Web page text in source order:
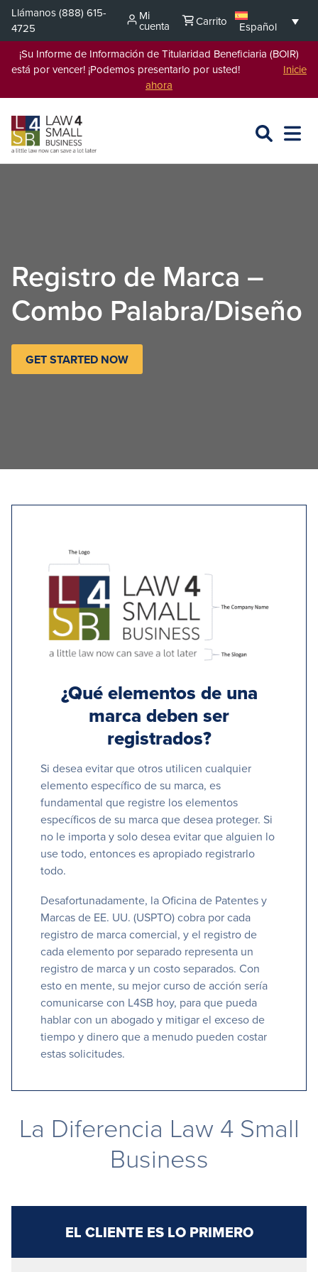
Saltar
contenido
Llámanos(888) 615-
4725
Mi
cuenta Carrito
Español
¡Su Informe de Información de Titularidad Beneficiaria (BOIR)
está por vencer! ¡Podemos presentarlo por usted! Inicie
ahora
BUSCAR
L4SB
ABRIR
Registro de Marca –
Combo Palabra/Diseño
GET STARTED NOW
¿Qué elementos de una
marca deben ser
registrados?
Si desea evitar que otros utilicen cualquier
elemento específico de su marca, es
fundamental que registre los elementos
específicos de su marca que desea proteger. Si
no le importa y solo desea evitar que alguien lo
use todo, entonces es apropiado registrarlo
todo.
Desafortunadamente, la Oficina de Patentes y
Marcas de EE. UU. (USPTO) cobra por cada
registro de marca comercial, y el registro de
cada elemento por separado representa un
registro de marca y un costo separados. Con
esto en mente, su mejor curso de acción sería
comunicarse con L4SB hoy, para que pueda
hablar con un abogado y mitigar el exceso de
tiempo y dinero que a menudo pueden costar
estas solicitudes.
La Diferencia Law 4 Small
Business
EL CLIENTE ES LO PRIMERO